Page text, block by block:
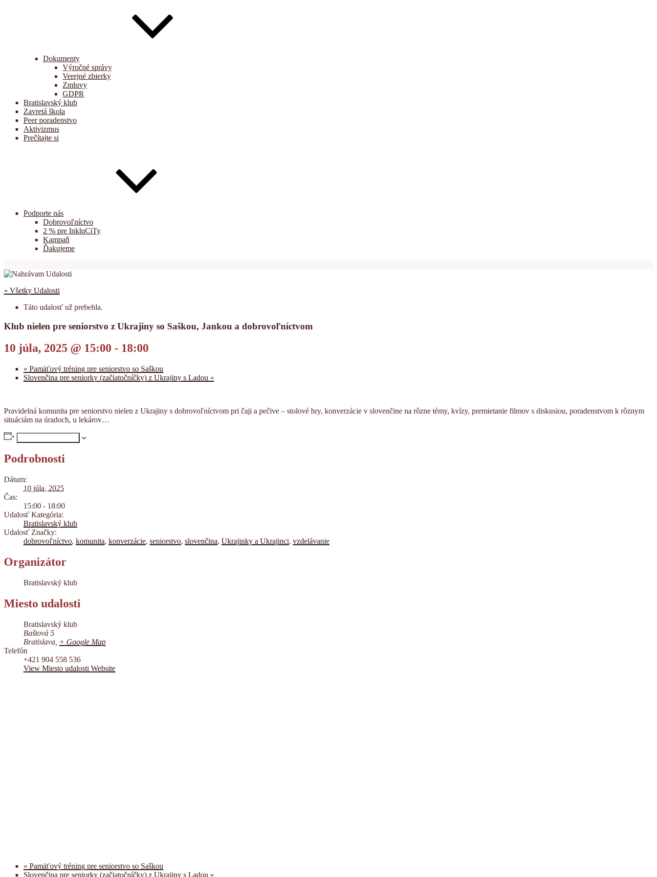
Dokumenty
Výročné správy
Verejné zbierky
Zmluvy
GDPR
Bratislavský klub
Zavretá škola
Peer poradenstvo
Aktivizmus
Prečítajte si
Podporte nás
Dobrovoľníctvo
2 % pre InkluCiTy
Kampaň
Ďakujeme
« Všetky Udalosti
Táto udalosť už prebehla.
Klub nielen pre seniorstvo z Ukrajiny so Saškou, Jankou a dobrovoľníctvom
10 júla, 2025 @ 15:00 - 18:00
« Pamäťový tréning pre seniorstvo so Saškou
Slovenčina pre seniorky (začiatočníčky) z Ukrajiny s Ladou »
Pravidelná komunita pre seniorstvo nielen z Ukrajiny s dobrovoľníctvom pri čaji a pečive – stolové hry, konverzácie v slovenčine na rôzne témy, kvízy, premietanie filmov s diskusiou, poradenstvom k rôznym
situáciám na úradoch, u lekárov…
Podrobnosti
Dátum:
10 júla, 2025
Čas:
15:00 - 18:00
Udalosť Kategória:
Bratislavský klub
Udalosť Značky:
dobrovoľníctvo, komunita, konverzácie, seniorstvo, slovenčina, Ukrajinky a Ukrajinci, vzdelávanie
Organizátor
Bratislavský klub
Miesto udalosti
Bratislavský klub
Baštová 5
Bratislava + Google Map
Telefón
+421 904 558 536
View Miesto udalosti Website
« Pamäťový tréning pre seniorstvo so Saškou
Slovenčina pre seniorky (začiatočníčky) z Ukrajiny s Ladou »